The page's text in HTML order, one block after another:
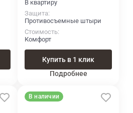
В квартиру
Защита
Противосъемные штыри
Стоимость
Комфорт
Купить в 1 клик
Подробнее
В наличии